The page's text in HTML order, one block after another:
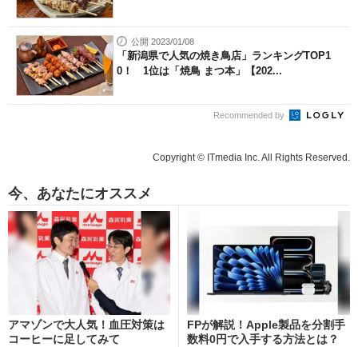
公開 2023/01/08
「新潟県で人気の焼き鳥店」ランキングTOP1
0！ 1位は「焼鳥 まつ本」【202...
Recommended by
Copyright © ITmedia Inc. All Rights Reserved.
今、あなたにオススメ
アマゾンで大人気！血圧対策は
コーヒーに足してみて
FPが解説！Apple製品を分割手
数料0円で入手する方法とは？